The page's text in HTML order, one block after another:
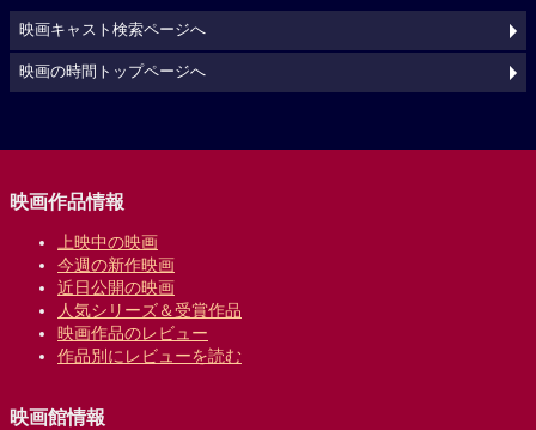
映画キャスト検索ページへ
映画の時間トップページへ
映画作品情報
上映中の映画
今週の新作映画
近日公開の映画
人気シリーズ＆受賞作品
映画作品のレビュー
作品別にレビューを読む
映画館情報